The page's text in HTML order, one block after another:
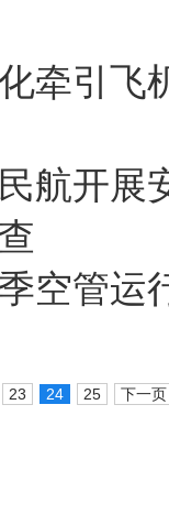
牵引飞
航开展
空管运
23 24 25 下一页